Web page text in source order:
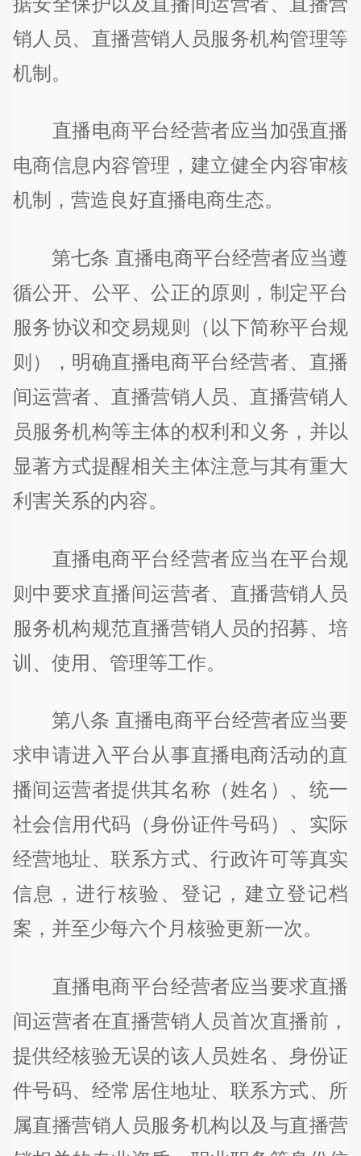
销人员、直播营销人员服务机构管理等
机制。
直播电商平台经营者应当加强直播
电商信息内容管理，建立健全内容审核
机制，营造良好直播电商生态。
第七条 直播电商平台经营者应当遵
循公开、公平、公正的原则，制定平台
服务协议和交易规则（以下简称平台规
则），明确直播电商平台经营者、直播
间运营者、直播营销人员、直播营销人
员服务机构等主体的权利和义务，并以
显著方式提醒相关主体注意与其有重大
利害关系的内容。
直播电商平台经营者应当在平台规
则中要求直播间运营者、直播营销人员
服务机构规范直播营销人员的招募、培
训、使用、管理等工作。
第八条 直播电商平台经营者应当要
求申请进入平台从事直播电商活动的直
播间运营者提供其名称（姓名）、统一
社会信用代码（身份证件号码）、实际
经营地址、联系方式、行政许可等真实
信息，进行核验、登记，建立登记档
案，并至少每六个月核验更新一次。
直播电商平台经营者应当要求直播
间运营者在直播营销人员首次直播前，
提供经核验无误的该人员姓名、身份证
件号码、经常居住地址、联系方式、所
属直播营销人员服务机构以及与直播营